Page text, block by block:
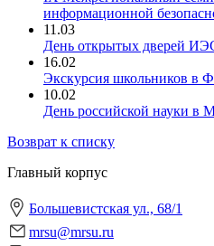
информационной
11.03
День открытых дверей
16.02
Экскурсия школьников
10.02
День российской науки
Возврат к списку
Главный корпус
Большевистская ул., 68/1
mrsu@mrsu.ru